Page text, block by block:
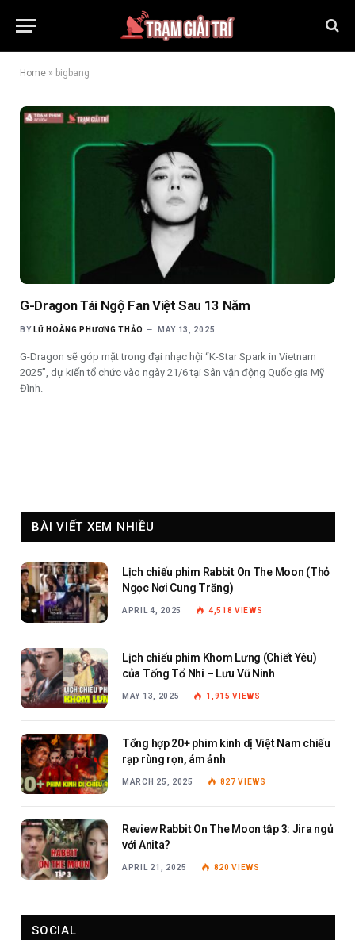
Home » bigbang
G-Dragon Tái Ngộ Fan Việt Sau 13 Năm
BY LỮ HOÀNG PHƯƠNG THẢO MAY 13, 2025
G-Dragon sẽ góp mặt trong đại nhạc hội “K-Star Spark in Vietnam
2025”, dự kiến tổ chức vào ngày 21/6 tại Sân vận động Quốc gia Mỹ
Đình.
BÀI VIẾT XEM NHIỀU
Lịch chiếu phim Rabbit On The Moon (Thỏ
Ngọc Nơi Cung Trăng)
APRIL 4, 2025 4,518VIEWS
Lịch chiếu phim Khom Lưng (Chiết Yêu)
của Tống Tổ Nhi – Lưu Vũ Ninh
MAY 13, 2025 1,915VIEWS
Tổng hợp 20+ phim kinh dị Việt Nam chiếu
rạp rùng rợn, ám ảnh
MARCH 25, 2025 827VIEWS
Review Rabbit On The Moon tập 3: Jira ngủ
với Anita?
APRIL 21, 2025 820VIEWS
SOCIAL